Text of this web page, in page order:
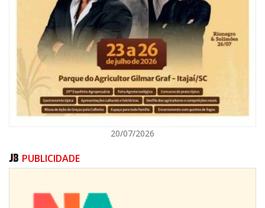
09/08/2026 | 07:00
Painel NIMOB 2026 reúne as principais lideranças para debater o futuro
econômico e imobiliário de Itajaí
BALNEÁRIO CAMBORIÚ
20/07/2026
PUBLICIDADE